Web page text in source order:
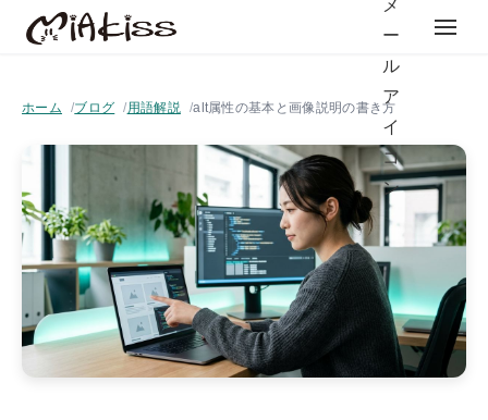
ホーム ブログ 用語解説 alt属性の基本と画像説明の書き方